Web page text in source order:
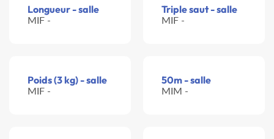
Longueur - salle
MIF -
Triple saut - salle
MIF -
Poids (3 kg) - salle
MIF -
50m - salle
MIM -